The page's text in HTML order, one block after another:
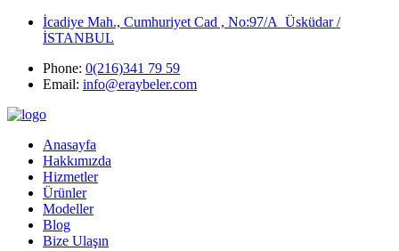
İcadiye Mah., Cumhuriyet Cad , No:97/A Üsküdar /
İSTANBUL
Phone: 0(216)341 79 59
Email: info@eraybeler.com
Anasayfa
Hakkımızda
Hizmetler
Ürünler
Modeller
Blog
Bize Ulaşın